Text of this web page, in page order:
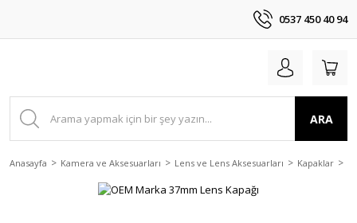
0537 450 40 94
ARA
Anasayfa Kamera ve Aksesuarları Lens ve Lens Aksesuarları Kapaklar